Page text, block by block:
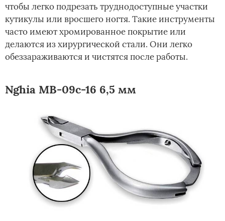
чтобы легко подрезать труднодоступные участки
кутикулы или вросшего ногтя. Такие инструменты
часто имеют хромированное покрытие или
делаются из хирургической стали. Они легко
обеззараживаются и чистятся после работы.
Nghia МВ-09с-16 6,5 мм